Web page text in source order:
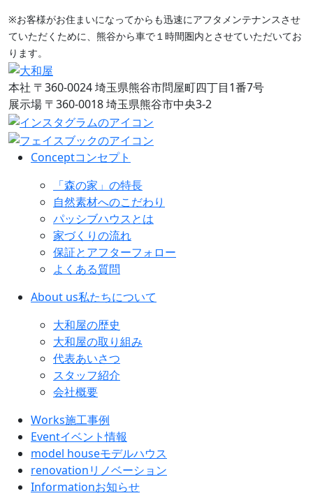
※お客様がお住まいになってからも迅速にアフタメンテナンスさせ
ていただくために、熊谷から車で１時間圏内とさせていただいてお
ります。
本社 〒360-0024 埼玉県熊谷市問屋町四丁目1番7号
展示場 〒360-0018 埼玉県熊谷市中央3-2
Conceptコンセプト
「森の家」の特長
自然素材へのこだわり
パッシブハウスとは
家づくりの流れ
保証とアフターフォロー
よくある質問
About us私たちについて
大和屋の歴史
大和屋の取り組み
代表あいさつ
スタッフ紹介
会社概要
Works施工事例
Eventイベント情報
model houseモデルハウス
renovationリノベーション
Informationお知らせ